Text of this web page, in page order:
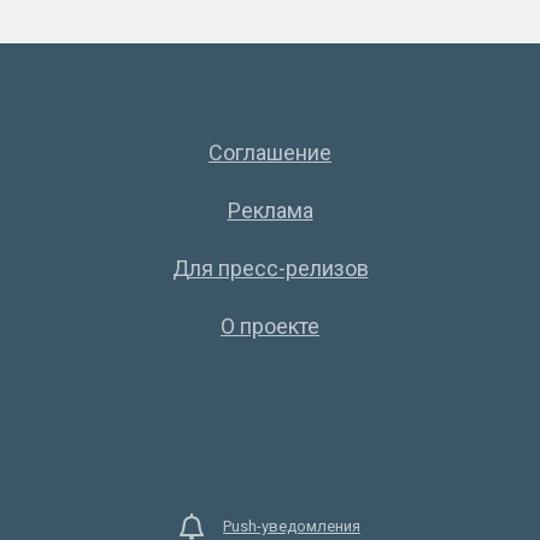
Соглашение
Реклама
Для пресс-релизов
О проекте
Push-уведомления